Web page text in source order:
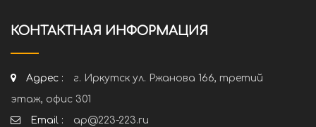
КОНТАКТНАЯ ИНФОРМАЦИЯ
Адрес :
г. Иркутск ул. Ржанова 166, третий
этаж, офис 301
Email :
ap@223-223.ru